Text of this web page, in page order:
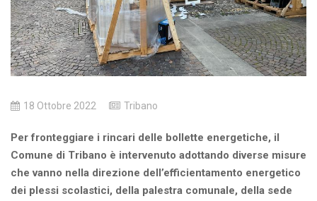
18 Ottobre 2022 Tribano
Per fronteggiare i rincari delle bollette energetiche, il
Comune di Tribano è intervenuto adottando diverse misure
che vanno nella direzione dell’efficientamento energetico
dei plessi scolastici, della palestra comunale, della sede